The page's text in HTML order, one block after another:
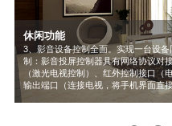
会客功能
采用电动茶几，茶几处放置语音音箱
茶”指令，系统立即启动喝茶模式，
动完成。
休闲功能
1、安装"影音投屏控制器"，影音投屏
可轻松安装于墙面，既不占用空间也
休闲功能
2、家庭娱乐大屏享受 | 商务办公语音
放。将手机界面推送到电视屏幕，大
低延迟流畅显示满足娱乐、工作各方
休闲功能
3、影音设备控制全面。实现一台设
制：影音投屏控制器具有网络协议对
（激光电视控制）、红外控制接口（
输出端口（连接电视，将手机界面直
55555